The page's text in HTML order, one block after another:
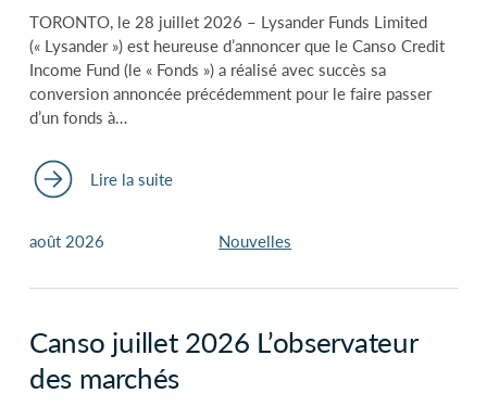
TORONTO, le 28 juillet 2026 – Lysander Funds Limited
(« Lysander ») est heureuse d’annoncer que le Canso Credit
Income Fund (le « Fonds ») a réalisé avec succès sa
conversion annoncée précédemment pour le faire passer
d’un fonds à…
Lire la suite
août 2026 Nouvelles
Canso juillet 2026 L’observateur
des marchés